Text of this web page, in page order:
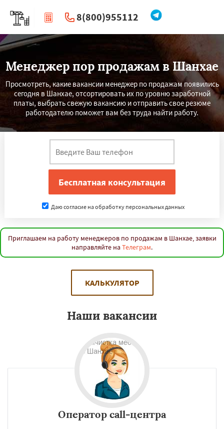
8(800)955112
| Перезвоните мне
Менеджер пор продажам в Шанхае
Просмотреть, какие вакансии менеджер по продажам появились
сегодня в Шанхае, отсортировать их по уровню заработной
платы, выбрать свежую вакансию и отправить свое резюме
работодателю поможет вам без труда найти работу.
Даю согласие на обработку персональных данных
Приглашаем на работу менеджеров по продажам в Шанхае, заявки
направляйте на Телеграм.
КАЛЬКУЛЯТОР
Наши вакансии
Оператор call-центра